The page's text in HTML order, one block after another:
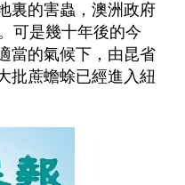
裏的害蟲，澳洲政府
可是幾十年後的今
當的氣候下，由昆省
批蔗蟾蜍已經進入紐